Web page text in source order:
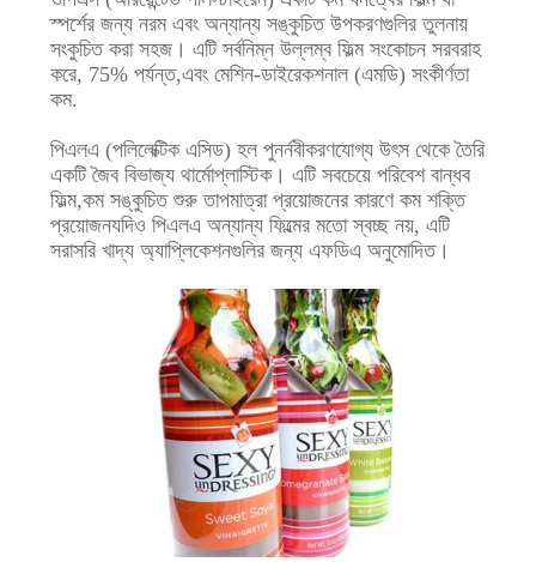
স্পর্শের জন্য নরম এবং অন্যান্য সঙ্কুচিত উপকরণগুলির তুলনায়
সংকুচিত করা সহজ। এটি সর্বনিম্ন উল্লম্ব ফিল্ম সংকোচন সরবরাহ
করে, 75% পর্যন্ত,এবং মেশিন-ডাইরেকশনাল (এমডি) সংকীর্ণতা
কম.
পিএলএ (পলিলেক্টিক এসিড) হল পুনর্নবীকরণযোগ্য উৎস থেকে তৈরি
একটি জৈব বিভাজ্য থার্মোপ্লাস্টিক। এটি সবচেয়ে পরিবেশ বান্ধব
ফিল্ম,কম সঙ্কুচিত শুরু তাপমাত্রা প্রয়োজনের কারণে কম শক্তি
প্রয়োজনযদিও পিএলএ অন্যান্য ফিল্মের মতো স্বচ্ছ নয়, এটি
সরাসরি খাদ্য অ্যাপ্লিকেশনগুলির জন্য এফডিএ অনুমোদিত।